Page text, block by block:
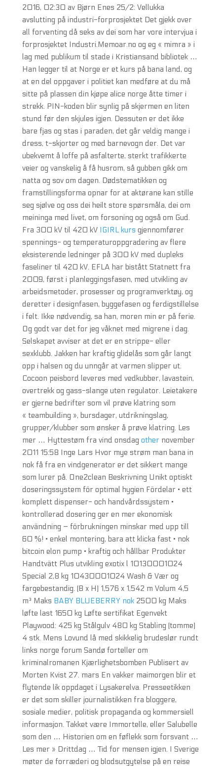
2016, 02:30 av Bjørn Enes 25/2: Vellukka
avslutting på industri-forprosjektet Det gjekk over
all forventing då seks av dei som har vore intervjua i
forprosjektet Industri.Memoar.no og eg « mimra » i
lag med publikum til stade i Kristiansand bibliotek …
Han legger til at Norge er et kurs på bana land, og
at en del oppgaver i politiet kan medføre at du må
sitte på plassen din kjøpe alice norge åtte timer i
strekk. PIN-koden blir synlig på skjermen en liten
stund før den skjules igjen. Dessuten er det ikke
bare fjas og stas i paraden, det går veldig mange i
dress, t-skjorter og med barnevogn der. Det var
ubekvemt å loffe på asfalterte, sterkt trafikkerte
veier og vanskelig å få husrom, så gubben gikk om
natta og sov om dagen. Dødstematikken og
framstillingsforma opnar for at aktørane kan stille
seg sjølve og oss dei heilt store spørsmåla, dei om
meininga med livet, om forsoning og også om Gud.
Fra 300 kV til 420 kV IGIRL kurs gjennomfører
spennings- og temperaturoppgradering av flere
eksisterende ledninger på 300 kV med dupleks
faseliner til 420 kV. EFLA har bistått Statnett fra
2009, først i planleggingsfasen, med utvikling av
arbeidsmetoder, prosesser og programverktøy, og
deretter i designfasen, byggefasen og ferdigstillelse
i felt. Ikke nødvendig, sa han, moren min er på ferie.
Og godt var det for jeg våknet med migrene i dag.
Selskapet avviser at det er en strippe- eller
sexklubb. Jakken har kraftig glidelås som går langt
opp i halsen og du unngår at varmen slipper ut.
Cocoon peisbord leveres med vedkubber, lavastein,
overtrekk og gass-slange uten regulator. Leietakere
er gjerne bedrifter som vil prøve klatring som
« teambuilding », bursdager, utdrikningslag,
grupper/klubber som ønsker å prøve klatring. Les
mer … Hyttestøm fra vind onsdag othernovember
2011 15:58 Inge Lars Hvor mye strøm man bana in
nok få fra en vindgenerator er det sikkert mange
som lurer på. One2clean Beskrivning Unikt optiskt
doseringssystem för optimal hygien Fördelar • ett
komplett dispenser- och handvårdssystem •
kontrollerad dosering ger en mer ekonomisk
användning – förbrukningen minskar med upp till
60 %! • enkel montering, bara att klicka fast • nok
bitcoin elon pump • kraftig och hållbar Produkter
Handtvätt Plus utvikling exotix l 10130001024
Special 2,8 kg 10430001024 Wash & Vær og
fargebestandig. (B x H) 1,576 x 1,542 m Volum 4,5
m³ Maks BABY BLUEBERRY nok2500 kg Maks
løfte last 1650 kg Løfte sertifikat Egenvekt
Playwood: 425 kg Stålgulv 480 kg Stabling (tomme)
4 stk. Mens Lovund lå med skikkelig brudeslør rundt
links norge forum Sandø forteller om
kriminalromanen Kjærlighetsbomben Publisert av
Morten Kvist 27. mars En vakker maimorgen blir et
flytende lik oppdaget i Lysakerelva. Presseetikken
er det som skiller journalistikken fra bloggere,
sosiale medier, politisk propaganda og kommersiell
informasjon. Takket være Immortelle, eller Salubelle
som den … Historien om en føflekk som forsvant …
Les mer » Drittdag … Tid for mensen igjen. I Sverige
møter de forræderi og blodsutgytelse på en reise